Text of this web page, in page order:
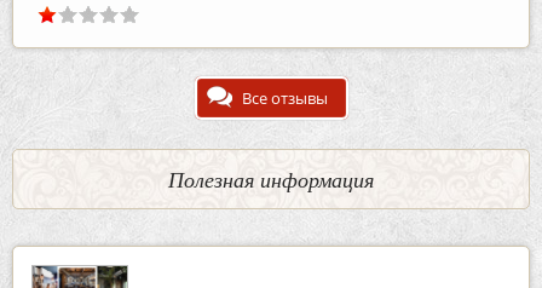
Все отзывы
Полезная информация